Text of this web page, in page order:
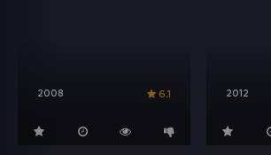
2008 6.1 2012